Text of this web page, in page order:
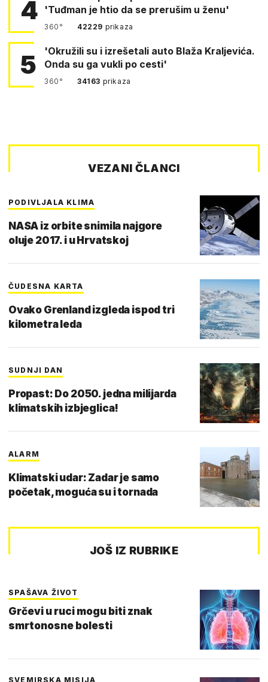
4
'Tuđman je htio da se prerušim u ženu'
360° 42229 prikaza
5
'Okružili su i izrešetali auto Blaža Kraljevića.
Onda su ga vukli po cesti'
360° 34163 prikaza
VEZANI ČLANCI
PODIVLJALA KLIMA
NASA iz orbite snimila najgore
oluje 2017. i u Hrvatskoj
ČUDESNA KARTA
Ovako Grenland izgleda ispod tri
kilometra leda
SUDNJI DAN
Propast: Do 2050. jedna milijarda
klimatskih izbjeglica!
ALARM
Klimatski udar: Zadar je samo
početak, moguća su i tornada
JOŠ IZ RUBRIKE
SPAŠAVA ŽIVOT
Grčevi u ruci mogu biti znak
smrtonosne bolesti
SVEMIRSKA MISIJA